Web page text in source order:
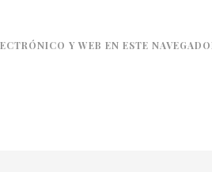
Y WEB EN ESTE